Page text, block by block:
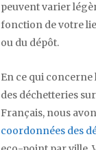
peuvent varier
fonction de votre
ou du dépôt.
En ce qui
des déchetteries
Français, nous
coordonnées des